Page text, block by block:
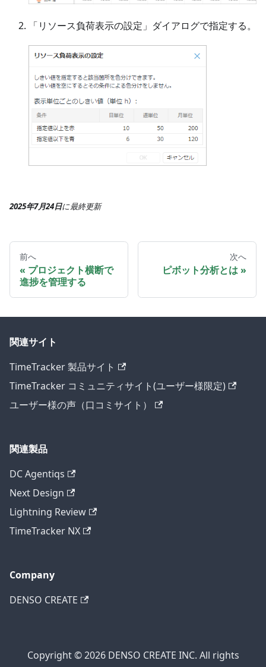
「リソース負荷表示の設定」ダイアログで指定する。
2025年7月24日に最終更新
前へ
プロジェクト横断で
進捗を管理する
次へ
ピボット分析とは
関連サイト
TimeTracker 製品サイト
TimeTracker コミュニティサイト(ユーザー様限定)
ユーザー様の声（口コミサイト）
関連製品
DC Agentiqs
Next Design
Lightning Review
TimeTracker NX
Company
DENSO CREATE
Copyright © 2026 DENSO CREATE INC. All rights